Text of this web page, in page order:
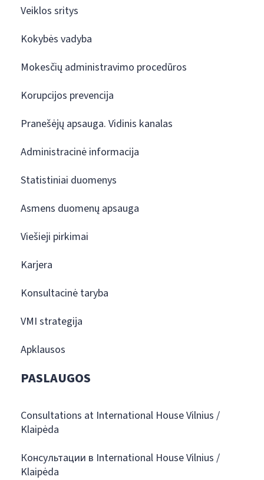
Veiklos sritys
Kokybės vadyba
Mokesčių administravimo procedūros
Korupcijos prevencija
Pranešėjų apsauga. Vidinis kanalas
Administracinė informacija
Statistiniai duomenys
Asmens duomenų apsauga
Viešieji pirkimai
Karjera
Konsultacinė taryba
VMI strategija
Apklausos
PASLAUGOS
Consultations at International House Vilnius /
Klaipėda
Консультации в International House Vilnius /
Klaipėda